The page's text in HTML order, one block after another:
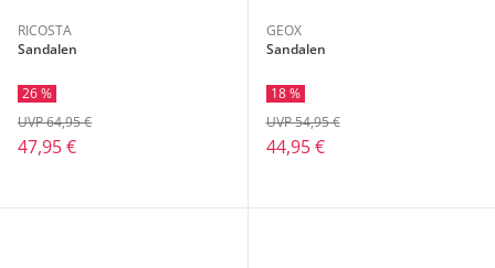
RICOSTA
Sandalen
26 %
47,95 €
UVP 64,95 €
GEOX
Sandalen
18 %
44,95 €
UVP 54,95 €